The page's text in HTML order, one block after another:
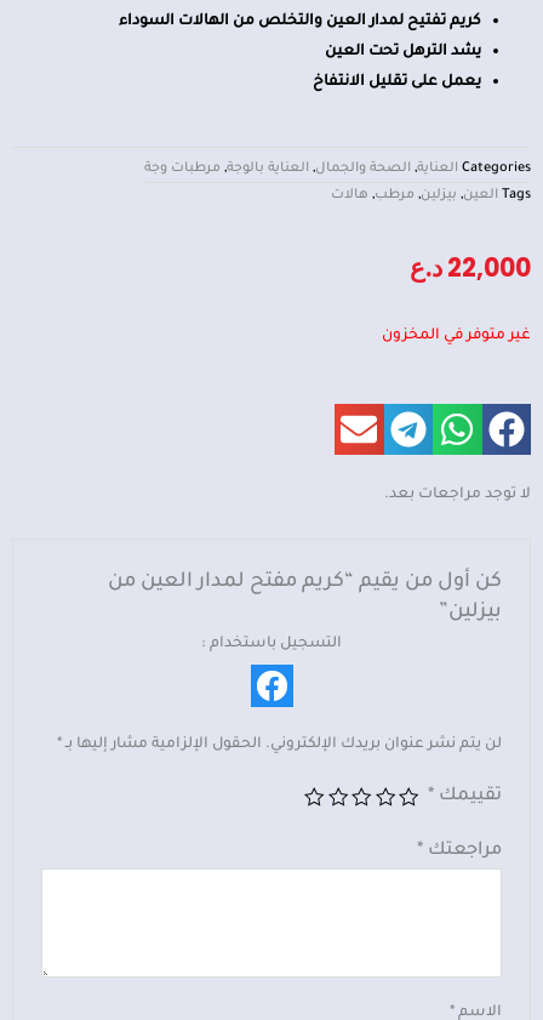
كريم تفتيح لمدار العين والتخلص من الهالات السوداء
يشد الترهل تحت العين
يعمل على تقليل الانتفاخ
Categories العناية, الصحة والجمال, العناية بالوجة, مرطبات وجة
Tags العين, بيزلين, مرطب, هالات
22,000د.ع
غير متوفر في المخزون
لا توجد مراجعات بعد.
كن أول من يقيم “كريم مفتح لمدار العين من
بيزلين”
التسجيل باستخدام :
لن يتم نشر عنوان بريدك الإلكتروني. الحقول الإلزامية مشار إليها بـ*
تقييمك *
مراجعتك *
الاسم*